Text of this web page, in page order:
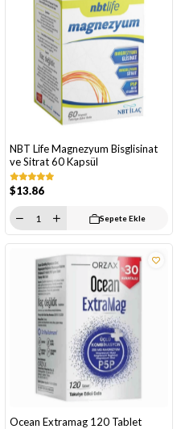
NBT Life Magnezyum Bisglisinat
ve Sitrat 60 Kapsül
$13.86
Sepete Ekle
Ocean Extramag 120 Tablet